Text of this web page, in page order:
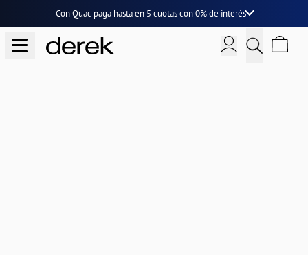
Con Quac paga hasta en 5 cuotascon0% de interés